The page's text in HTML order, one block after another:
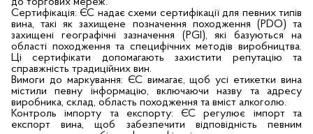
Сертифікація: ЄС надає схеми сертифікації для певних типів
вина, такі як захищене позначення походження (PDO) та
захищені географічні зазначення (PGI), які базуються на
області походження та специфічних методів виробництва.
Ці сертифікати допомагають захистити репутацію та
справжність традиційних вин.
Вимоги до маркування: ЄС вимагає, щоб усі етикетки вина
містили певну інформацію, включаючи назву та адресу
виробника, склад, область походження та вміст алкоголю.
Контроль імпорту та експорту: ЄС регулює імпорт та
експорт вина, щоб забезпечити відповідність певним